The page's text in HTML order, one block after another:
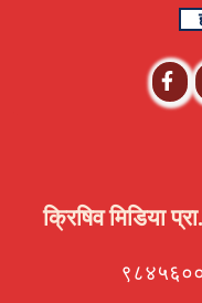
क्रिषिव मिडिया